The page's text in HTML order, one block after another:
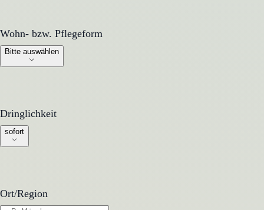
Wohn- bzw. Pflegeform
Wohn- bzw. Pflegeform
Bitte auswählen
Dringlichkeit
Dringlichkeit
sofort
Ort/Region